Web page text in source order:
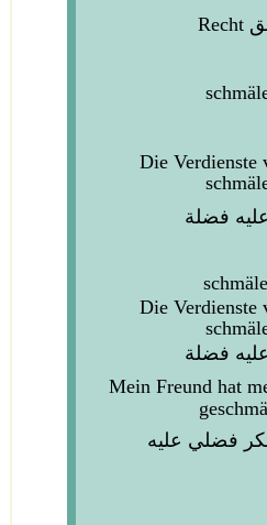
Recht
Die Verdienste
فضلة
Die Verdienste
عليه فضلة
Mein Freund hat